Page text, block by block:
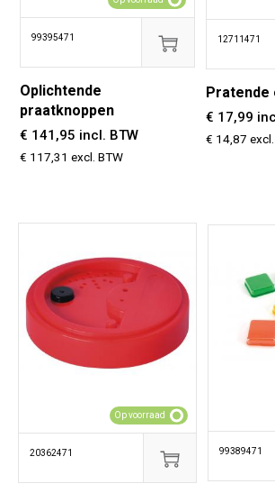
99395471
Oplichtende
praatknoppen
€ 141,95 incl. BTW
€ 117,31 excl. BTW
12711471
Pratende
€ 17,99
€ 14,87
20362471
Op voorraad
99389471